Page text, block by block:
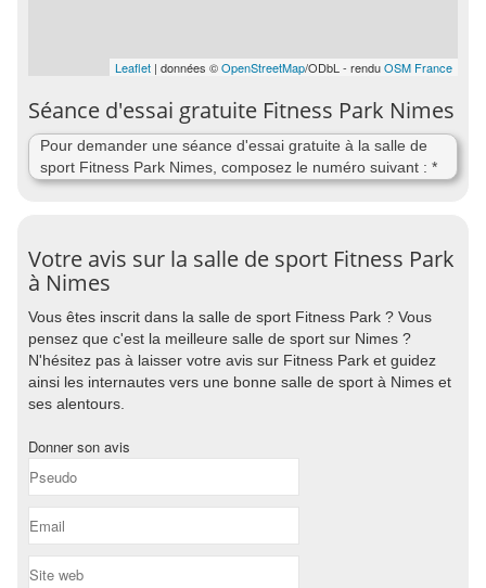
Leaflet | données ©OpenStreetMap/ODbL - renduOSM France
Séance d'essai gratuite Fitness Park Nimes
Pour demander une séance d'essai gratuite à la salle de
sport Fitness Park Nimes, composez le numéro suivant : *
Votre avis sur la salle de sport Fitness Park
à Nimes
Vous êtes inscrit dans la salle de sport Fitness Park ? Vous
pensez que c'est la meilleure salle de sport sur Nimes ?
N'hésitez pas à laisser votre avis sur Fitness Park et guidez
ainsi les internautes vers une bonne salle de sport à Nimes et
ses alentours.
Donner son avis